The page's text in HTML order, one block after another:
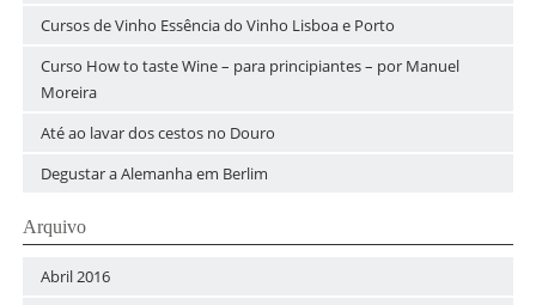
Cursos de Vinho Essência do Vinho Lisboa e Porto
Curso How to taste Wine – para principiantes – por Manuel
Moreira
Até ao lavar dos cestos no Douro
Degustar a Alemanha em Berlim
Arquivo
Abril 2016